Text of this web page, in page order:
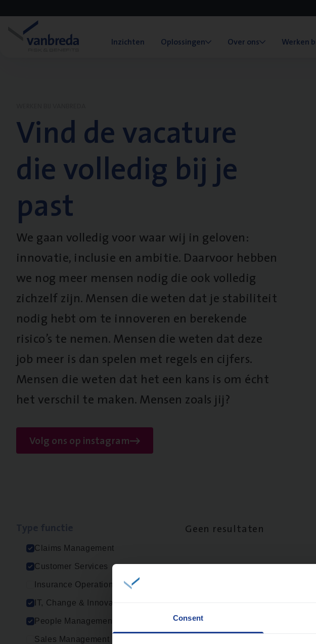
Consent
Inzichten Oplossingen Over ons Werken
Vind de vacature
die volledig bij je
past
We gaan volledig voor waar wij in geloven:
innovatie, inclusie en ambitie. Daarvoor hebben
we nog meer mensen nodig die ook volledig
zichzelf zijn. Mensen die weten dat je stabiliteit
nodig hebt om te innoveren en berekende
risico’s te nemen. Mensen die weten dat deze
job meer is dan spelen met regels en cijfers.
Mensen die weten dat het een kans is om écht
het verschil te maken. Mensen zoals jij?
Volg ons op instagram
Claims Management
Customer Services
Insurance Operations
IT, Change & Innovation
People Management
Sales Management
Geen resultaten